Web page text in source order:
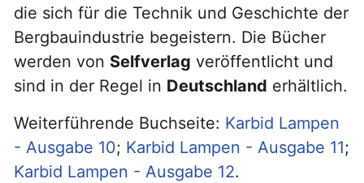
die sich für die Technik und Geschichte der
Bergbauindustrie begeistern. Die Bücher
werden von Selfverlag veröffentlicht und
sind in der Regel in Deutschland erhältlich.
Weiterführende Buchseite: Karbid Lampen
- Ausgabe 10; Karbid Lampen - Ausgabe 11;
Karbid Lampen - Ausgabe 12.